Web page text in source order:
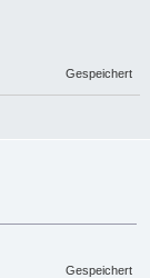
Gespeichert
Gespeichert